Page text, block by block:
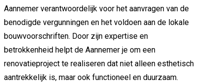
Aannemer verantwoordelijk voor het aanvragen van de
benodigde vergunningen en het voldoen aan de lokale
bouwvoorschriften. Door zijn expertise en
betrokkenheid helpt de Aannemer je om een
renovatieproject te realiseren dat niet alleen esthetisch
aantrekkelijk is, maar ook functioneel en duurzaam.